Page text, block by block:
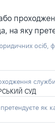
на яку
осіб,
СУД
як